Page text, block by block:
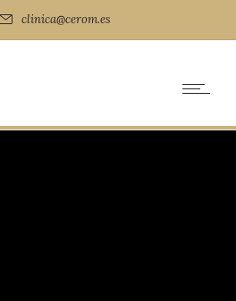
clinica@cerom.es